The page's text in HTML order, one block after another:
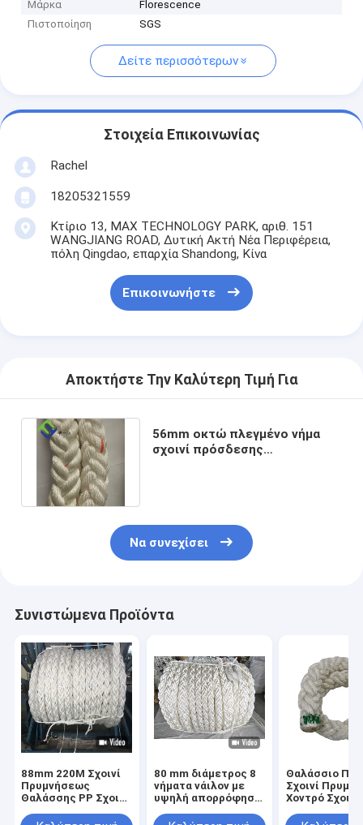
Μάρκα
Florescence
Πιστοποίηση
SGS
Δείτε περισσότερων
Στοιχεία Επικοινωνίας
Rachel
18205321559
Κτίριο 13, MAX TECHNOLOGY PARK, αριθ. 151
WANGJIANG ROAD, Δυτική Ακτή Νέα Περιφέρεια,
πόλη Qingdao, επαρχία Shandong, Κίνα
Επικοινωνήστε
Αποκτήστε Την Καλύτερη Τιμή Για
56mm οκτώ πλεγμένο νήμα
σχοινί πρόσδεσης
Να συνεχίσει
Συνιστώμενα Προϊόντα
88mm 220M Σχοινί
Πρυμνήσεως
Θαλάσσης PP Σχοινί
Πολυπροπυλενίου
80 mm διάμετρος 8
νήματα νάιλον με
υψηλή απορρόφηση
αδιάβροχο για
Θαλάσσιο
Σχοινί
Χοντρό Σχοινί
Σχοινί 8